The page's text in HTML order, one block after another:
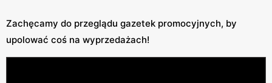
Zachęcamy do przeglądu gazetek promocyjnych, by
upolować coś na wyprzedażach!